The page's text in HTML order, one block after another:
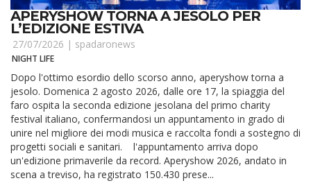
APERYSHOW TORNA A JESOLO PER
L’EDIZIONE ESTIVA
27/07/2026 | spadaronews
NIGHT LIFE
Dopo l'ottimo esordio dello scorso anno, aperyshow torna a
jesolo. Domenica 2 agosto 2026, dalle ore 17, la spiaggia del
faro ospita la seconda edizione jesolana del primo charity
festival italiano, confermandosi un appuntamento in grado di
unire nel migliore dei modi musica e raccolta fondi a sostegno di
progetti sociali e sanitari. l'appuntamento arriva dopo
un'edizione primaverile da record. Aperyshow 2026, andato in
scena a treviso, ha registrato 150.430 prese...